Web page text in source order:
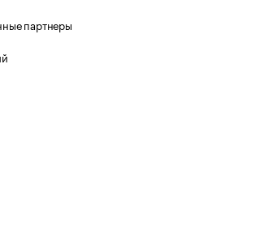
партнеры